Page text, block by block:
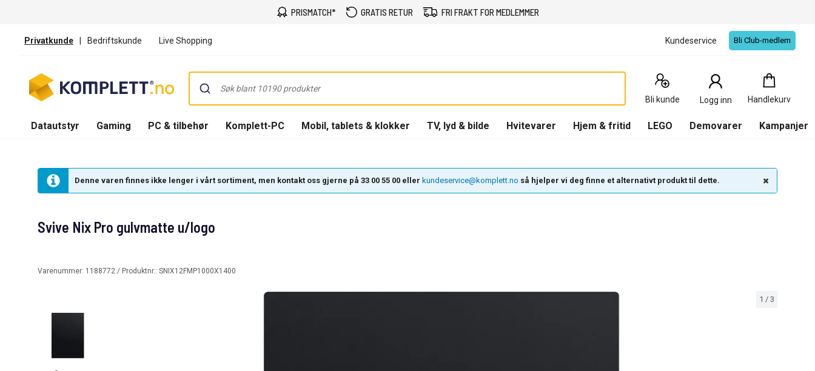
PRISMATCH* GRATIS RETUR FRI FRAKT FOR MEDLEMMER
Privatkunde | Bedriftskunde Live Shopping Kundeservice Bli Club-medlem
Bli kunde Logg inn Handlekurv
Handlekurv
0
Produkter
Datautstyr Gaming PC & tilbehør Komplett-PC Mobil, tablets & klokker TV, lyd & bilde Hvitevarer Hjem & fritid LEGO Demovarer Kampanjer
Denne varen finnes ikke lenger i vårt sortiment, men kontakt oss gjerne på 33 00 55 00 eller kundeservice@komplett.no så hjelper vi deg finne et alternativt produkt til dette.
1 / 3
Svive Nix Pro gulvmatte u/logo
Varenummer: 1188772 / Produktnr.: SNIX12FMP1000X1400